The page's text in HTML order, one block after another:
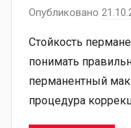
Опубликовано
Стойкость
понимать
перманентный
процедура